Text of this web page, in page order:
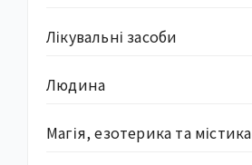
Лікувальні засоби
Людина
Магія, езотерика та містика